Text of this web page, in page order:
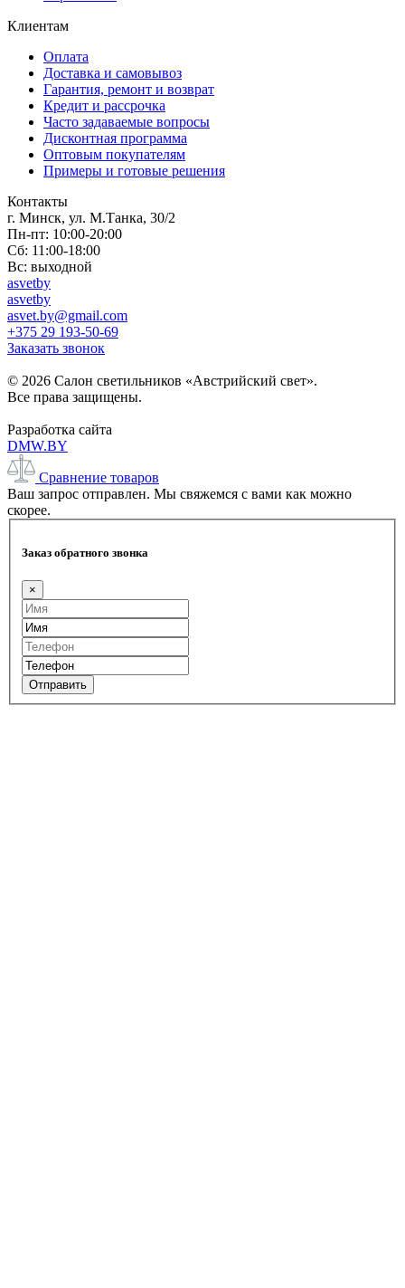
Клиентам
Оплата
Доставка и самовывоз
Гарантия, ремонт и возврат
Кредит и рассрочка
Часто задаваемые вопросы
Дисконтная программа
Оптовым покупателям
Примеры и готовые решения
Контакты
г. Минск, ул. М.Танка, 30/2
Пн-пт: 10:00-20:00
Сб: 11:00-18:00
Вс: выходной
asvetby
asvetby
asvet.by@gmail.com
+375 29 193-50-69
Заказать звонок
© 2026 Салон светильников «Австрийский свет».
Все права защищены.
Разработка сайта
DMW.BY
Сравнение товаров
Ваш запрос отправлен. Мы свяжемся с вами как можно
скорее.
Заказ обратного звонка
×
Отправить